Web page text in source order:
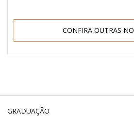
CONFIRA OUTRAS
GRADUAÇÃO